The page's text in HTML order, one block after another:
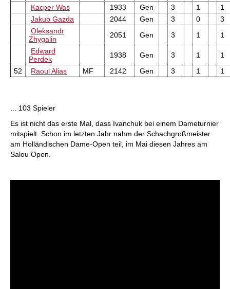
Kacper Was
1933 Gen 3 1
1
Jakub Gazda
2044 Gen 3 0
3
Oleksandr
Zhygalin
2051 Gen 3 1
1
Edward
Perdek
1938 Gen 3 1
1
52
Raoul Alias MF 2142 Gen 3 1 1
... 103 Spieler
Es ist nicht das erste Mal, dass Ivanchuk bei einem Dameturnier
mitspielt. Schon im letzten Jahr nahm der Schachgroßmeister
am Holländischen Dame-Open teil, im Mai diesen Jahres am
Salou Open.